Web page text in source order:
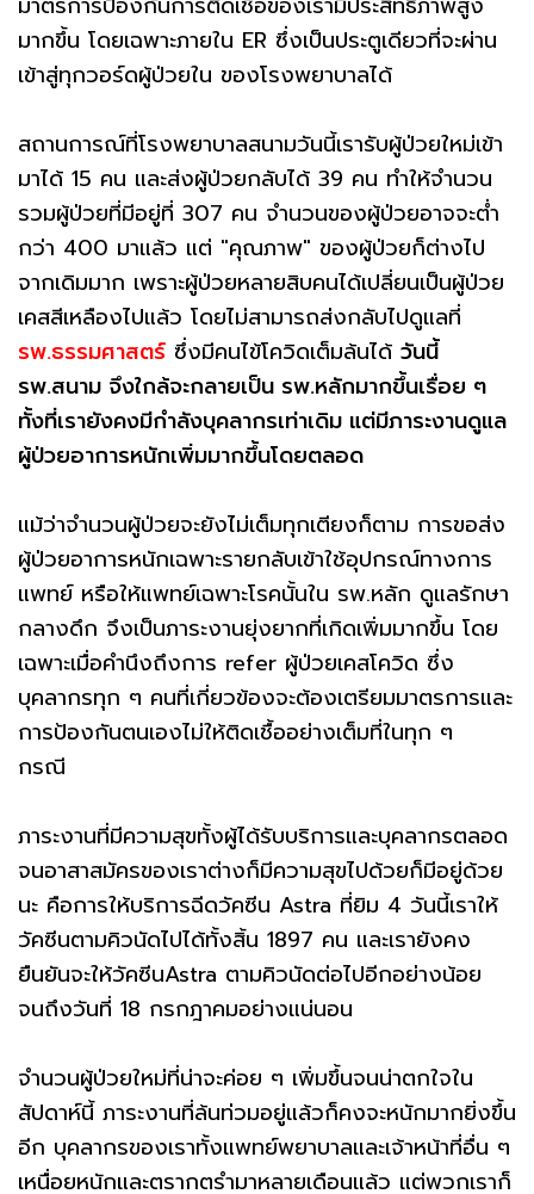
มากขึ้น โดยเฉพาะภายใน ER ซึ่งเป็นประตูเดียวที่จะผ่าน
เข้าสู่ทุกวอร์ดผู้ป่วยใน ของโรงพยาบาลได้
สถานการณ์ที่โรงพยาบาลสนามวันนี้เรารับผู้ป่วยใหม่เข้า
มาได้ 15 คน และส่งผู้ป่วยกลับได้ 39 คน ทำให้จำนวน
รวมผู้ป่วยที่มีอยู่ที่ 307 คน จำนวนของผู้ป่วยอาจจะต่ำ
กว่า 400 มาแล้ว แต่ "คุณภาพ" ของผู้ป่วยก็ต่างไป
จากเดิมมาก เพราะผู้ป่วยหลายสิบคนได้เปลี่ยนเป็นผู้ป่วย
เคสสีเหลืองไปแล้ว โดยไม่สามารถส่งกลับไปดูแลที่
รพ.ธรรมศาสตร์ ซึ่งมีคนไข้โควิดเต็มล้นได้ วันนี้
รพ.สนาม จึงใกล้จะกลายเป็น รพ.หลักมากขึ้นเรื่อย ๆ
ทั้งที่เรายังคงมีกำลังบุคลากรเท่าเดิม แต่มีภาระงานดูแล
ผู้ป่วยอาการหนักเพิ่มมากขึ้นโดยตลอด
แม้ว่าจำนวนผู้ป่วยจะยังไม่เต็มทุกเตียงก็ตาม การขอส่ง
ผู้ป่วยอาการหนักเฉพาะรายกลับเข้าใช้อุปกรณ์ทางการ
แพทย์ หรือให้แพทย์เฉพาะโรคนั้นใน รพ.หลัก ดูแลรักษา
กลางดึก จึงเป็นภาระงานยุ่งยากที่เกิดเพิ่มมากขึ้น โดย
เฉพาะเมื่อคำนึงถึงการ refer ผู้ป่วยเคสโควิด ซึ่ง
บุคลากรทุก ๆ คนที่เกี่ยวข้องจะต้องเตรียมมาตรการและ
การป้องกันตนเองไม่ให้ติดเชื้ออย่างเต็มที่ในทุก ๆ
กรณี
ภาระงานที่มีความสุขทั้งผู้ได้รับบริการและบุคลากรตลอด
จนอาสาสมัครของเราต่างก็มีความสุขไปด้วยก็มีอยู่ด้วย
นะ คือการให้บริการฉีดวัคซีน Astra ที่ยิม 4 วันนี้เราให้
วัคซีนตามคิวนัดไปได้ทั้งสิ้น 1897 คน และเรายังคง
ยืนยันจะให้วัคซีนAstra ตามคิวนัดต่อไปอีกอย่างน้อย
จนถึงวันที่ 18 กรกฎาคมอย่างแน่นอน
จำนวนผู้ป่วยใหม่ที่น่าจะค่อย ๆ เพิ่มขึ้นจนน่าตกใจใน
สัปดาห์นี้ ภาระงานที่ล้นท่วมอยู่แล้วก็คงจะหนักมากยิ่งขึ้น
อีก บุคลากรของเราทั้งแพทย์พยาบาลและเจ้าหน้าที่อื่น ๆ
เหนื่อยหนักและตรากตรำมาหลายเดือนแล้ว แต่พวกเราก็